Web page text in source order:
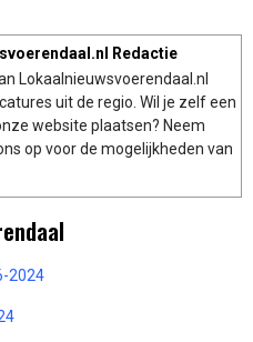
Redactie
Lokaalnieuwsvoerendaal.nl
uit de regio. Wil je zelf een
website plaatsen? Neem
op voor de mogelijkheden van
2024